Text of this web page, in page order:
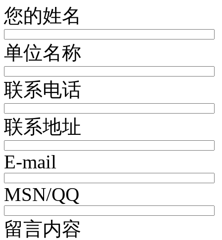
您的姓名
单位名称
联系电话
联系地址
E-mail
MSN/QQ
留言内容